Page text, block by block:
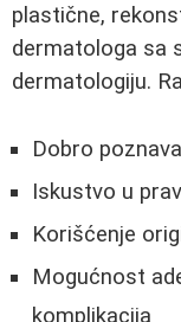
plastične,
dermatologa sa
dermatologiju.
Dobro
Iskustvo u
Korišćenje
Mogućnost
komplikacija